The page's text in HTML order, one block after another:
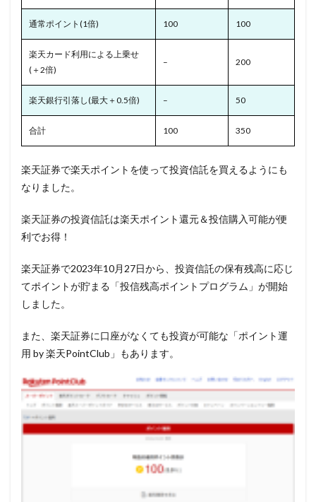
通常ポイント(1倍) 100 100
楽天カード利用による上乗せ
(＋2倍)
– 200
楽天銀行引落し(最大＋0.5倍) – 50
合計 100 350
楽天証券で楽天ポイントを使って投資信託を買えるようにも
なりました。
楽天証券の投資信託は楽天ポイント還元＆投信購入可能が便
利でお得！
楽天証券で2023年10月27日から、投資信託の保有残高に応じ
てポイントが貯まる「投信残高ポイントプログラム」が開始
しました。
また、楽天証券に口座がなくても投資が可能な「ポイント運
用 by 楽天PointClub」もあります。